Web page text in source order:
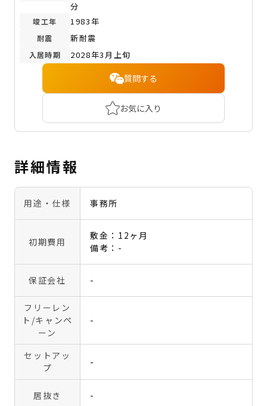
分
竣工年 1983年
耐震 新耐震
入居時期 2028年3月上旬
質問する
お気に入り
詳細情報
用途・仕様 事務所
初期費用
敷金：12ヶ月
備考：-
保証会社 -
フリーレン
ト /キャンペ
ーン
-
セットアッ
プ
-
居抜き -